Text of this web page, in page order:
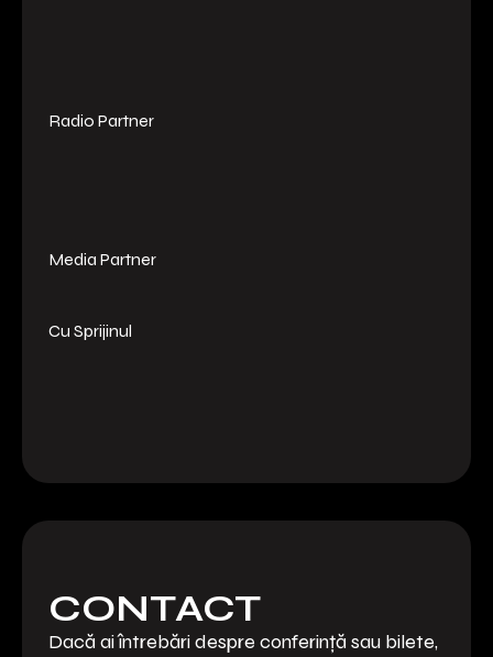
Radio Partner
Media Partner
Cu Sprijinul
CONTACT
Dacă ai întrebări despre conferință sau bilete,